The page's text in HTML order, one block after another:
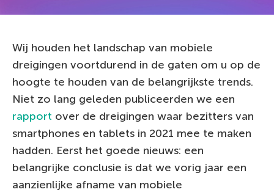
Wij houden het landschap van mobiele
dreigingen voortdurend in de gaten om u op de
hoogte te houden van de belangrijkste trends.
Niet zo lang geleden publiceerden we een
rapport over de dreigingen waar bezitters van
smartphones en tablets in 2021 mee te maken
hadden. Eerst het goede nieuws: een
belangrijke conclusie is dat we vorig jaar een
aanzienlijke afname van mobiele